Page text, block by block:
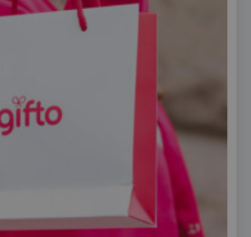
и поводи!